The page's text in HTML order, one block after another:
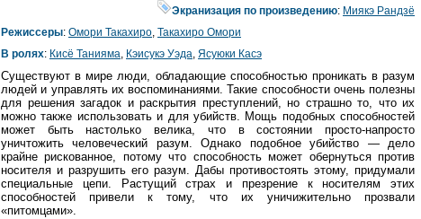
Экранизация по произведению: Миякэ Рандзё
Режиссеры: Омори Такахиро, Такахиро Омори
В ролях: Кисё Танияма, Кэисукэ Уэда, Ясуюки Касэ
Существуют в мире люди, обладающие способностью проникать в разум
людей и управлять их воспоминаниями. Такие способности очень полезны
для решения загадок и раскрытия преступлений, но страшно то, что их
можно также использовать и для убийств. Мощь подобных способностей
может быть настолько велика, что в состоянии просто-напросто
уничтожить человеческий разум. Однако подобное убийство — дело
крайне рискованное, потому что способность может обернуться против
носителя и разрушить его разум. Дабы противостоять этому, придумали
специальные цепи. Растущий страх и презрение к носителям этих
способностей привели к тому, что их уничижительно прозвали
«питомцами».